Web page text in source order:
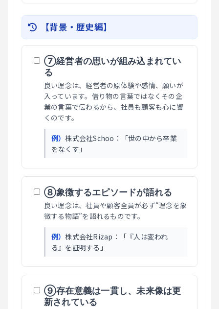
【背景・歴史編】
⑦経営者の思いが組み込まれてい
る
良い理念は、経営者の原体験や感情、願いが
入っています。借り物の言葉ではなくその企
業の言葉で伝わるから、社員も顧客も心に響
くのです。
例）株式会社Schoo：「世の中から卒業
をなくす」
⑧象徴するエピソードが語れる
良い理念は、社員や顧客全員が必ず“理念を象
徴する物語”を語れるものです。
例）株式会社Rizap：「『人は変われ
る』を証明する」
⑨存在意義は一貫し、未来像は更
新されている